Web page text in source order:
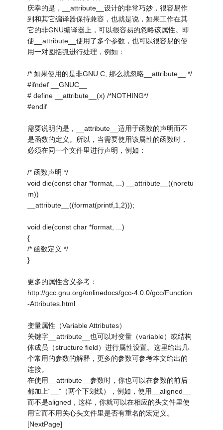
庆幸的是，__attribute__设计的非常巧妙，很容易作
到和其它编译器保持兼容，也就是说，如果工作在其
它的非GNU编译器上，可以很容易的忽略该属性。即
使__attribute__使用了多个参数，也可以很容易的使
用一对圆括弧进行处理，例如：
/* 如果使用的是非GNU C, 那么就忽略__attribute__ */
#ifndef __GNUC__
# define __attribute__(x) /*NOTHING*/
#endif
需要说明的是，__attribute__适用于函数的声明而不
是函数的定义。所以，当需要使用该属性的函数时，
必须在同一个文件里进行声明，例如：
/* 函数声明 */
void die(const char *format, ...) __attribute__((noretu
rn))
__attribute__((format(printf,1,2)));
void die(const char *format, ...)
{
/* 函数定义 */
}
更多的属性含义参考：
http://gcc.gnu.org/onlinedocs/gcc-4.0.0/gcc/Function
-Attributes.html
变量属性（Variable Attributes）
关键字__attribute__也可以对变量（variable）或结构
体成员（structure field）进行属性设置。这里给出几
个常用的参数的解释，更多的参数可参考本文给出的
连接。
在使用__attribute__参数时，你也可以在参数的前后
都加上“__”（两个下划线），例如，使用__aligned__
而不是aligned，这样，你就可以在相应的头文件里使
用它而不用关心头文件里是否有重名的宏定义。
[NextPage]